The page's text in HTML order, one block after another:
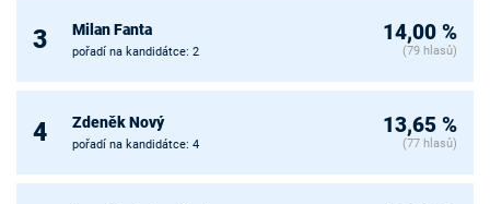
3 Milan Fanta
pořadí na kandidátce: 2
14,00 %
(79 hlasů)
4 Zdeněk Nový
pořadí na kandidátce: 4
13,65 %
(77 hlasů)